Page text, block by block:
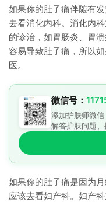
如果你的肚子痛伴随有
去看消化内科。消化内
的诊治，如胃肠炎、胃
容易导致肚子痛，所以
医。
微信号：
添加护肤师微信
解答护肤问题
如果你的肚子痛是因为
应该去看妇产科。妇产